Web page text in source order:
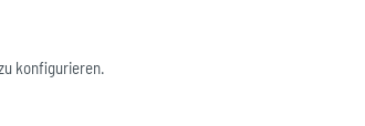
konfigurieren.